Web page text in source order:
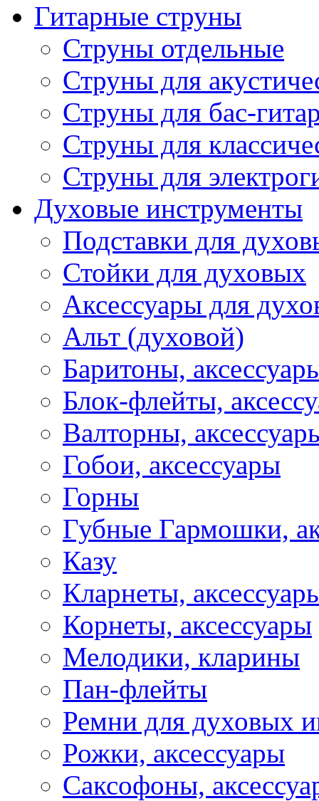
Гитарные струны
Струны отдельные
Струны для
Струны для бас-
Струны для
Струны для
Духовые инструменты
Подставки для
Стойки для духовых
Аксессуары для
Альт (духовой)
Баритоны,
Блок-флейты,
Валторны,
Гобои, аксессуары
Горны
Губные Гармошки,
Казу
Кларнеты,
Корнеты, аксессуары
Мелодики, кларины
Пан-флейты
Ремни для духовых
Рожки, аксессуары
Саксофоны,